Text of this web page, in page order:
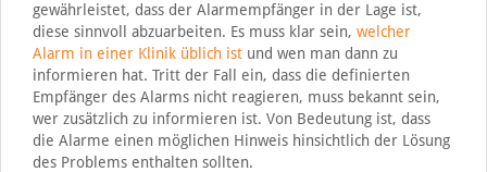
gewährleistet, dass der Alarmempfänger in der Lage ist,
diese sinnvoll abzuarbeiten. Es muss klar sein, welcher
Alarm in einer Klinik üblich istund wen man dann zu
informieren hat. Tritt der Fall ein, dass die definierten
Empfänger des Alarms nicht reagieren, muss bekannt sein,
wer zusätzlich zu informieren ist. Von Bedeutung ist, dass
die Alarme einen möglichen Hinweis hinsichtlich der Lösung
des Problems enthalten sollten.